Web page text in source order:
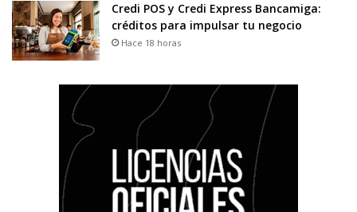
Credi POS y Credi Express Bancamiga:
créditos para impulsar tu negocio
Hace 18 horas